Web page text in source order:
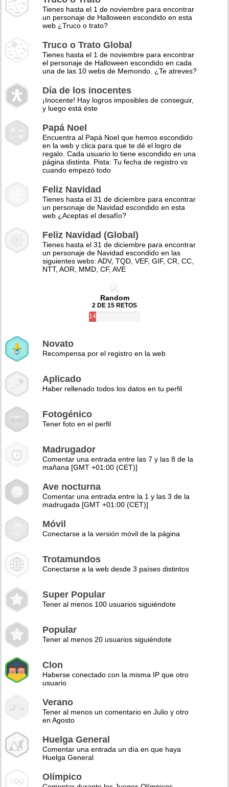
Tienes hasta el 1 de noviembre para encontrar
un personaje de Halloween escondido en esta
web ¿Truco o trato?
Truco o Trato Global
Tienes hasta el 1 de noviembre para encontrar
el personaje de Halloween escondido en cada
una de las 10 webs de Memondo. ¿Te atreves?
Día de los inocentes
¡Inocente! Hay logros imposibles de conseguir,
y luego está éste
Papá Noel
Encuentra al Papá Noel que hemos escondido
en la web y clica para que te dé el logro de
regalo. Cada usuario lo tiene escondido en una
página distinta. Pista: Tu fecha de registro vs
cuando empezó todo
Feliz Navidad
Tienes hasta el 31 de diciembre para encontrar
un personaje de Navidad escondido en esta
web ¿Aceptas el desafío?
Feliz Navidad (Global)
Tienes hasta el 31 de diciembre para encontrar
un personaje de Navidad escondido en las
siguientes webs: ADV, TQD, VEF, GIF, CR, CC,
NTT, AOR, MMD, CF, AVE
Random
2 DE 15 RETOS
14%
Novato
Recompensa por el registro en la web
Aplicado
Haber rellenado todos los datos en tu perfil
Fotogénico
Tener foto en el perfil
Madrugador
Comentar una entrada entre las 7 y las 8 de la
mañana [GMT +01:00 (CET)]
Ave nocturna
Comentar una entrada entre la 1 y las 3 de la
madrugada [GMT +01:00 (CET)]
Móvil
Conectarse a la versión móvil de la página
Trotamundos
Conectarse a la web desde 3 países distintos
Super Popular
Tener al menos 100 usuarios siguiéndote
Popular
Tener al menos 20 usuarios siguiéndote
Clon
Haberse conectado con la misma IP que otro
usuario
Verano
Tener al menos un comentario en Julio y otro
en Agosto
Huelga General
Comentar una entrada un día en que haya
Huelga General
Olímpico